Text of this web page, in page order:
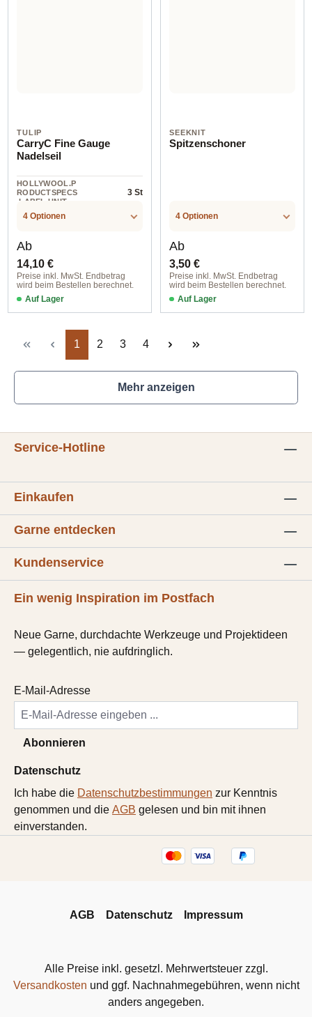
TULIP
CarryC Fine Gauge
Nadelseil
HOLLYWOOL.P
RODUCTSPECS
.LABEL.UNIT
3 St
4 Optionen
Regulärer Preis:
Ab
14,10 €
Preise inkl. MwSt. Endbetrag
wird beim Bestellen berechnet.
Auf Lager
SEEKNIT
Spitzenschoner
4 Optionen
Regulärer Preis:
Ab
3,50 €
Preise inkl. MwSt. Endbetrag
wird beim Bestellen berechnet.
Auf Lager
Seite
1 Seite
2 Seite
3 Seite
4
Mehr anzeigen
Service-Hotline
Einkaufen
Garne entdecken
Kundenservice
Ein wenig Inspiration im Postfach
Neue Garne, durchdachte Werkzeuge und Projektideen
— gelegentlich, nie aufdringlich.
E-Mail-Adresse
Abonnieren
Datenschutz
Ich habe die Datenschutzbestimmungen zur Kenntnis
genommen und die AGB gelesen und bin mit ihnen
einverstanden.
AGB Datenschutz Impressum
Alle Preise inkl. gesetzl. Mehrwertsteuer zzgl.
Versandkosten und ggf. Nachnahmegebühren, wenn nicht
anders angegeben.